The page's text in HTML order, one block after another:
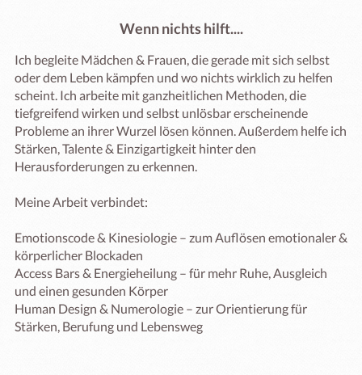
Wenn nichts hilft....
Ich begleite Mädchen & Frauen, die gerade mit sich selbst
oder dem Leben kämpfen und wo nichts wirklich zu helfen
scheint. Ich arbeite mit ganzheitlichen Methoden, die
tiefgreifend wirken und selbst unlösbar erscheinende
Probleme an ihrer Wurzel lösen können. Außerdem helfe ich
Stärken, Talente & Einzigartigkeit hinter den
Herausforderungen zu erkennen.
Meine Arbeit verbindet:
Emotionscode & Kinesiologie – zum Auflösen emotionaler &
körperlicher Blockaden
Access Bars & Energieheilung – für mehr Ruhe, Ausgleich
und einen gesunden Körper
Human Design & Numerologie – zur Orientierung für
Stärken, Berufung und Lebensweg